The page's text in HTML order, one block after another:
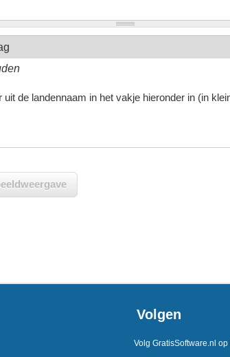
uit de landennaam in het vakje hieronder in (in
Volgen
Volg GratisSoftware.nl